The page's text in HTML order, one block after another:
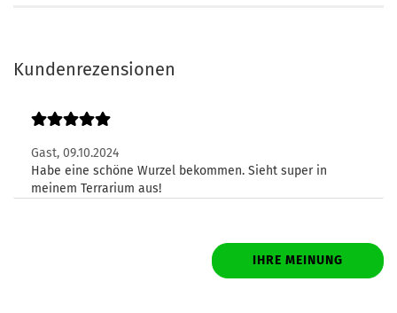
Kundenrezensionen
Gast, 09.10.2024
Habe eine schöne Wurzel bekommen. Sieht super in
meinem Terrarium aus!
IHRE MEINUNG